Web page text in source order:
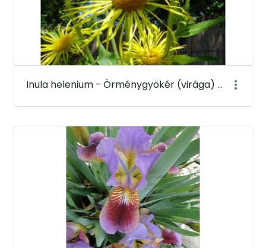
Inula helenium - Örménygyökér (virága) - Budai Arborétum